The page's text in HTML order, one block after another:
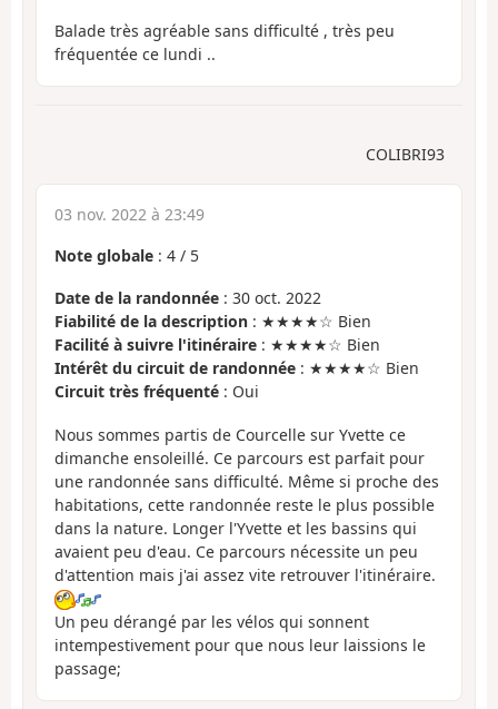
Balade très agréable sans difficulté , très peu
fréquentée ce lundi ..
COLIBRI93
03 nov. 2022 à 23:49
Note globale : 4 / 5
Date de la randonnée : 30 oct. 2022
Fiabilité de la description : ★★★★☆ Bien
Facilité à suivre l'itinéraire : ★★★★☆ Bien
Intérêt du circuit de randonnée : ★★★★☆ Bien
Circuit très fréquenté : Oui
Nous sommes partis de Courcelle sur Yvette ce
dimanche ensoleillé. Ce parcours est parfait pour
une randonnée sans difficulté. Même si proche des
habitations, cette randonnée reste le plus possible
dans la nature. Longer l'Yvette et les bassins qui
avaient peu d'eau. Ce parcours nécessite un peu
d'attention mais j'ai assez vite retrouver l'itinéraire.
Un peu dérangé par les vélos qui sonnent
intempestivement pour que nous leur laissions le
passage;